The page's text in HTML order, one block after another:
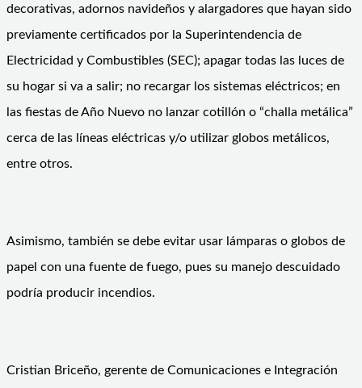
decorativas, adornos navideños y alargadores que hayan sido
previamente certificados por la Superintendencia de
Electricidad y Combustibles (SEC); apagar todas las luces de
su hogar si va a salir; no recargar los sistemas eléctricos; en
las fiestas de Año Nuevo no lanzar cotillón o “challa metálica”
cerca de las líneas eléctricas y/o utilizar globos metálicos,
entre otros.
Asimismo, también se debe evitar usar lámparas o globos de
papel con una fuente de fuego, pues su manejo descuidado
podría producir incendios.
Cristian Briceño, gerente de Comunicaciones e Integración